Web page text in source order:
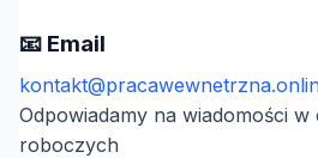
📧 Email
Odpowiadamy na wiadomości w
roboczych